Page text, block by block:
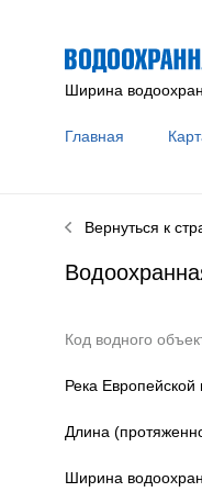
Ширина
Главная
Вернуться к
Код водного
Река Европейской
Длина
Ширина